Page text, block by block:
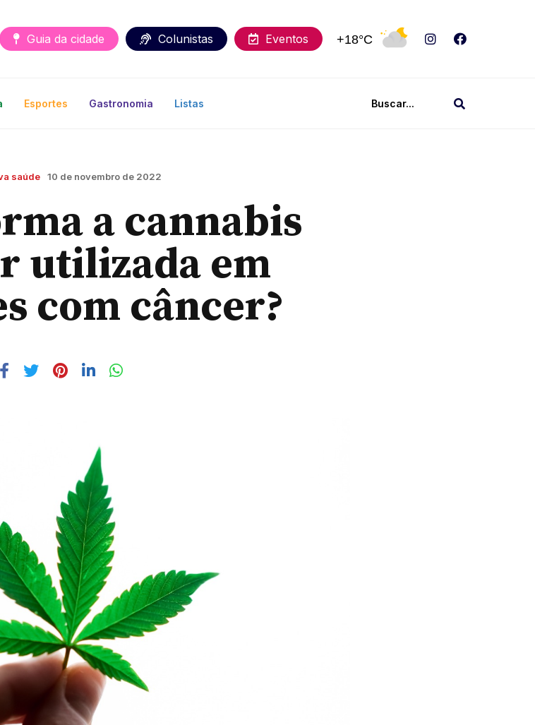
Guia da cidade Colunistas Eventos +18°C
Esportes Gastronomia Listas
saúde 10 de novembro de 2022
a cannabis
utilizada em
com câncer?